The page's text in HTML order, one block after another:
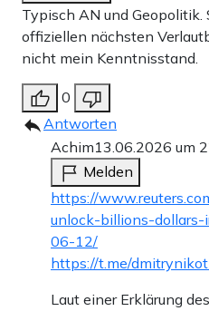
Typisch AN und Geopolitik.
offiziellen nächsten
nicht mein Kenntnisstand.
0
Antworten
Achim13.06.2026 um
Melden
https://
unlock-billions-
06-12/
https://t.me/
Laut einer Erklärung